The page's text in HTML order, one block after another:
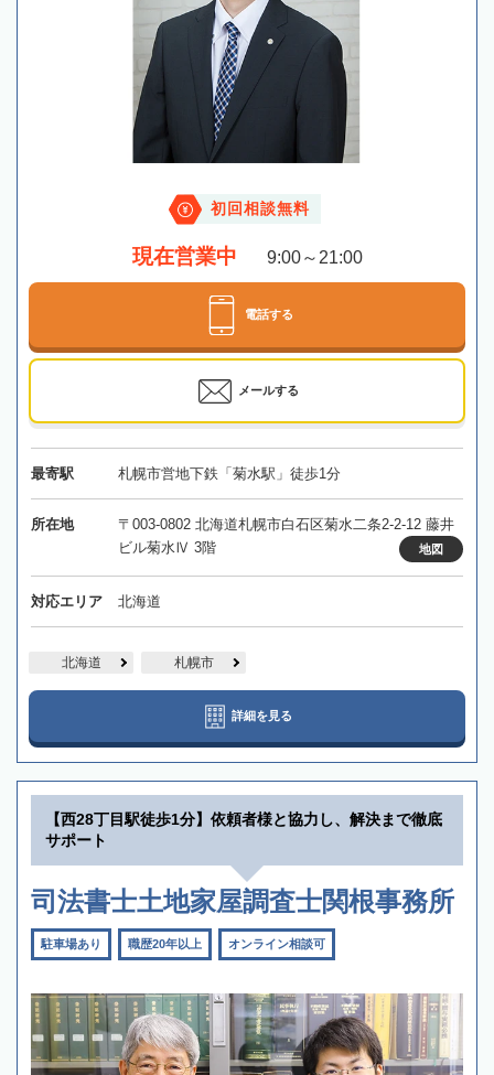
初回相談無料
現在営業中 9:00～21:00
電話する
メールする
最寄駅 札幌市営地下鉄「菊水駅」徒歩1分
所在地
〒003-0802 北海道札幌市白石区菊水二条2-2-12 藤井
ビル菊水Ⅳ 3階
地図
対応エリア 北海道
北海道 札幌市
詳細を見る
【西28丁目駅徒歩1分】依頼者様と協力し、解決まで徹底
サポート
司法書士土地家屋調査士関根事務所
駐車場あり 職歴20年以上 オンライン相談可